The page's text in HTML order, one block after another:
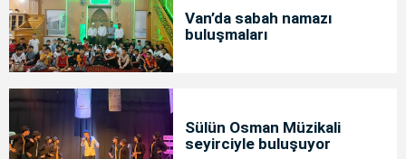
Van’da sabah namazı
buluşmaları
Sülün Osman Müzikali
seyirciyle buluşuyor